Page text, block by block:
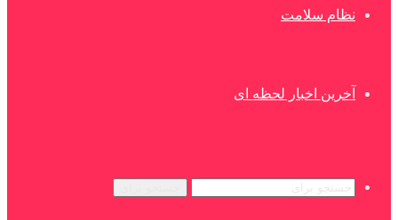
نظام سلامت
آخرین اخبار لحظه ای